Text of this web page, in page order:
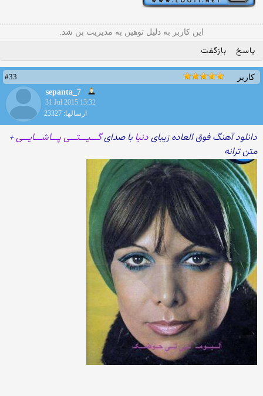
این کاربر به دلیل توهین به مدیریت بن شد.
پاسخ بازگفت
کاربر
#33
sepanta_7
31 Jul 2015 13:32
ارسالها: 23327
دانلود آهنگ فوق العاده زیبایدنیا با صدایگـــیـــتـــی پـــاشـــایـــی+
متن ترانه